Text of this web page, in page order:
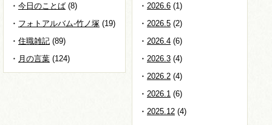
今日のことば (8)
フォトアルバム-竹ノ塚 (19)
住職雑記 (89)
月の言葉 (124)
2026.6 (1)
2026.5 (2)
2026.4 (6)
2026.3 (4)
2026.2 (4)
2026.1 (6)
2025.12 (4)